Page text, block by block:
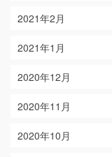
2021年2月
2021年1月
2020年12月
2020年11月
2020年10月